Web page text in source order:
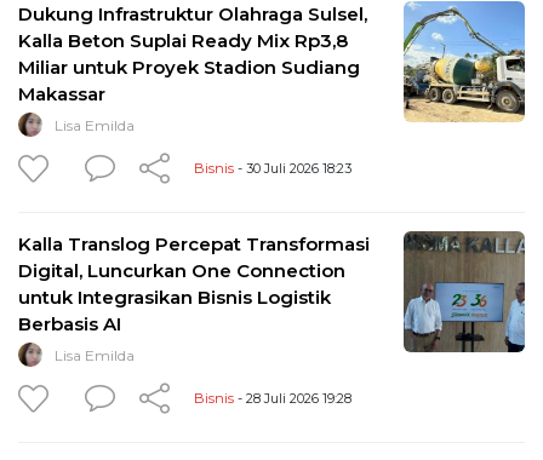
Dukung Infrastruktur Olahraga Sulsel,
Kalla Beton Suplai Ready Mix Rp3,8
Miliar untuk Proyek Stadion Sudiang
Makassar
Lisa Emilda
Bisnis - 30 Juli 2026 18:23
Kalla Translog Percepat Transformasi
Digital, Luncurkan One Connection
untuk Integrasikan Bisnis Logistik
Berbasis AI
Lisa Emilda
Bisnis - 28 Juli 2026 19:28